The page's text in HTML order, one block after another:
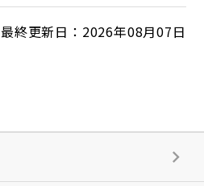
最終更新日：2026年08月07日